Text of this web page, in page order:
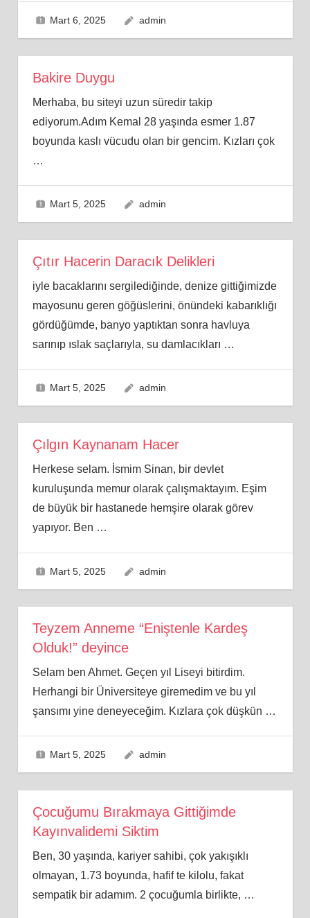
Mart 6, 2025 admin
Bakire Duygu
Merhaba, bu siteyi uzun süredir takip
ediyorum.Adım Kemal 28 yaşında esmer 1.87
boyunda kaslı vücudu olan bir gencim. Kızları çok
…
Mart 5, 2025 admin
Çıtır Hacerin Daracık Delikleri
iyle bacaklarını sergilediğinde, denize gittiğimizde
mayosunu geren göğüslerini, önündeki kabarıklığı
gördüğümde, banyo yaptıktan sonra havluya
sarınıp ıslak saçlarıyla, su damlacıkları …
Mart 5, 2025 admin
Çılgın Kaynanam Hacer
Herkese selam. İsmim Sinan, bir devlet
kuruluşunda memur olarak çalışmaktayım. Eşim
de büyük bir hastanede hemşire olarak görev
yapıyor. Ben …
Mart 5, 2025 admin
Teyzem Anneme “Eniştenle Kardeş
Olduk!” deyince
Selam ben Ahmet. Geçen yıl Liseyi bitirdim.
Herhangi bir Üniversiteye giremedim ve bu yıl
şansımı yine deneyeceğim. Kızlara çok düşkün …
Mart 5, 2025 admin
Çocuğumu Bırakmaya Gittiğimde
Kayınvalidemi Siktim
Ben, 30 yaşında, kariyer sahibi, çok yakışıklı
olmayan, 1.73 boyunda, hafif te kilolu, fakat
sempatik bir adamım. 2 çocuğumla birlikte, …